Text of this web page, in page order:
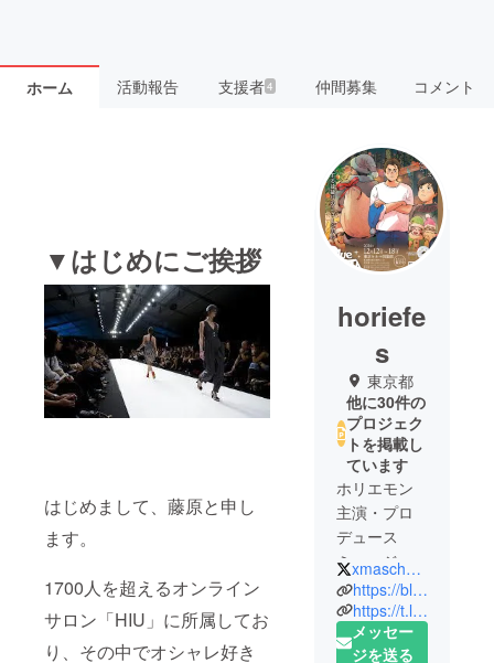
ホーム 活動報告 支援者4 仲間募集 コメント
▼はじめにご挨拶
はじめまして、藤原と申し
ます。
1700人を超えるオンライン
サロン「HIU」に所属してお
り、その中でオシャレ好き
horiefe
s
東京都
他に30件の
プロジェク
トを掲載し
ています
ホリエモン
主演・プロ
デュース
ミュージカ
ル『ブルー
サンタク
ロース
2024』
xmaschorie
https://blue-santa.com/
https://t.livepocket.jp/t/blue-santa
メッセー
ジを送る